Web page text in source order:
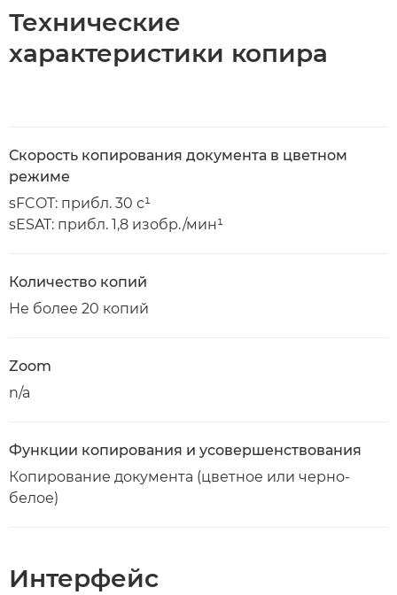
Технические
характеристики копира
Скорость копирования документа в цветном
режиме
sFCOT: прибл. 30 с¹
sESAT: прибл. 1,8 изобр./мин¹
Количество копий
Не более 20 копий
Zoom
n/a
Функции копирования и усовершенствования
Копирование документа (цветное или черно-
белое)
Интерфейс